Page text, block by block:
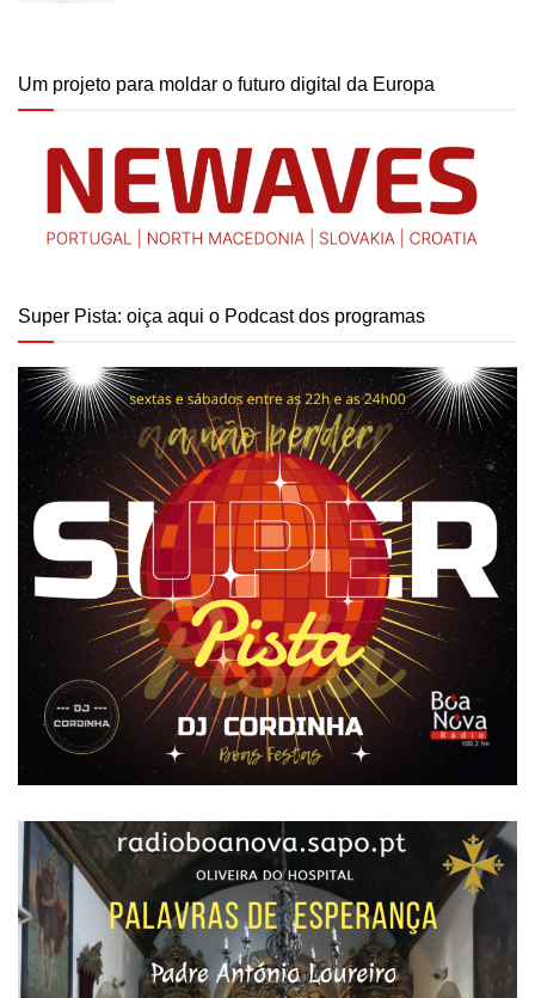
Um projeto para moldar o futuro digital da Europa
Super Pista: oiça aqui o Podcast dos programas